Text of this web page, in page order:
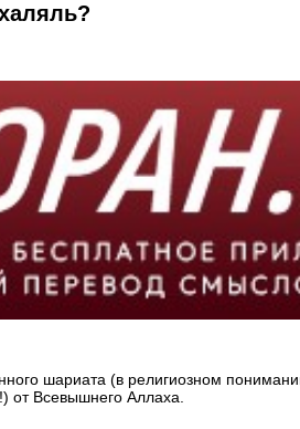
шариата (в религиозном
от Всевышнего Аллаха.